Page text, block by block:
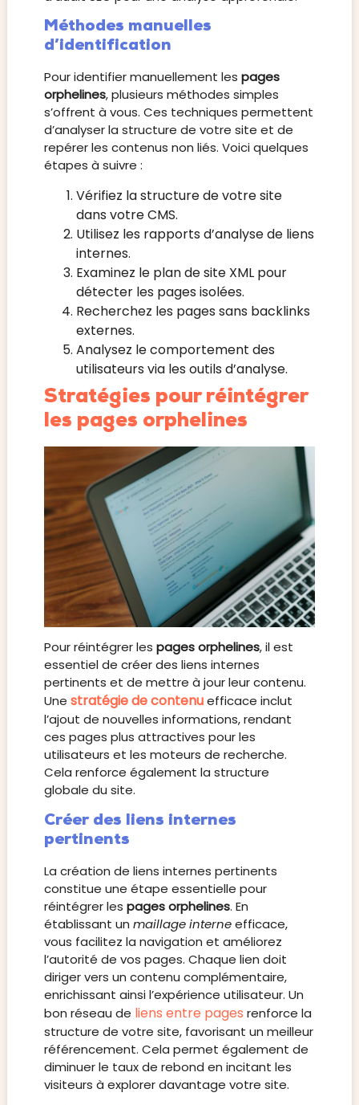
Méthodes manuelles
d’identification
Pour identifier manuellement les pages
orphelines, plusieurs méthodes simples
s’offrent à vous. Ces techniques permettent
d’analyser la structure de votre site et de
repérer les contenus non liés. Voici quelques
étapes à suivre :
Vérifiez la structure de votre site
dans votre CMS.
Utilisez les rapports d’analyse de liens
internes.
Examinez le plan de site XML pour
détecter les pages isolées.
Recherchez les pages sans backlinks
externes.
Analysez le comportement des
utilisateurs via les outils d’analyse.
Stratégies pour réintégrer
les pages orphelines
Pour réintégrer les pages orphelines, il est
essentiel de créer des liens internes
pertinents et de mettre à jour leur contenu.
Une stratégie de contenuefficace inclut
l’ajout de nouvelles informations, rendant
ces pages plus attractives pour les
utilisateurs et les moteurs de recherche.
Cela renforce également la structure
globale du site.
Créer des liens internes
pertinents
La création de liens internes pertinents
constitue une étape essentielle pour
réintégrer les pages orphelines. En
établissant un maillage interneefficace,
vous facilitez la navigation et améliorez
l’autorité de vos pages. Chaque lien doit
diriger vers un contenu complémentaire,
enrichissant ainsi l’expérience utilisateur. Un
bon réseau de liens entre pages renforce la
structure de votre site, favorisant un meilleur
référencement. Cela permet également de
diminuer le taux de rebond en incitant les
visiteurs à explorer davantage votre site.